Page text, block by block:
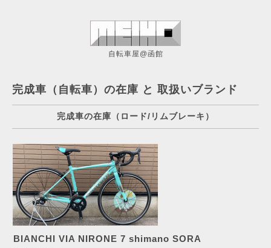
自転車屋@函館
完成車（自転車）の在庫 と 取扱いブランド
完成車の在庫（ロード/リムブレーキ）
BIANCHI VIA NIRONE 7 shimano SORA